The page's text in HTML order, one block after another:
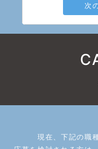
次
現在、下記の職